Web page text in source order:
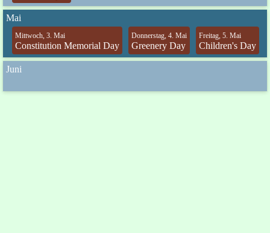
Mai
Mittwoch, 3. Mai
Constitution Memorial Day
Donnerstag, 4. Mai
Greenery Day
Freitag, 5. Mai
Children's Day
Juni